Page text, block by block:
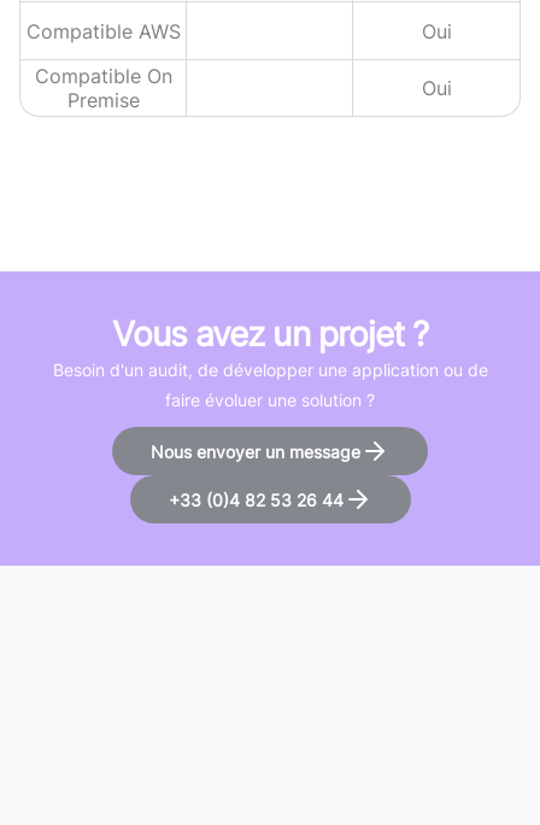
Compatible AWS
Oui
Compatible On
Premise
Oui
Vous avez un projet ?
Besoin d'un audit, de développer une application ou de
faire évoluer une solution ?
Nous envoyer un message
+33 (0)4 82 53 26 44